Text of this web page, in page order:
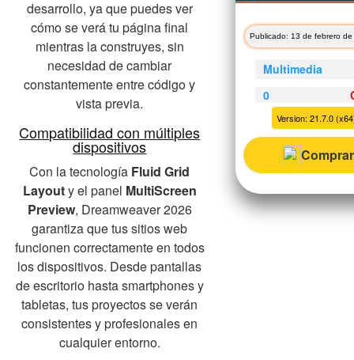
desarrollo, ya que puedes ver
cómo se verá tu página final
mientras la construyes, sin
necesidad de cambiar
constantemente entre código y
vista previa.
Compatibilidad con múltiples
dispositivos
Con la tecnología Fluid Grid
Layouty el panel MultiScreen
Preview, Dreamweaver 2026
garantiza que tus sitios web
funcionen correctamente en todos
los dispositivos. Desde pantallas
de escritorio hasta smartphones y
tabletas, tus proyectos se verán
consistentes y profesionales en
cualquier entorno.
Publicado: 13 de febrero
Multimedia
0
Version: 21.7.0